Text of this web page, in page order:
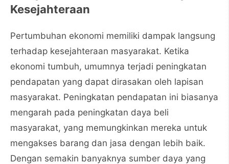
Kesejahteraan
Pertumbuhan ekonomi memiliki dampak langsung
terhadap kesejahteraan masyarakat. Ketika
ekonomi tumbuh, umumnya terjadi peningkatan
pendapatan yang dapat dirasakan oleh lapisan
masyarakat. Peningkatan pendapatan ini biasanya
mengarah pada peningkatan daya beli
masyarakat, yang memungkinkan mereka untuk
mengakses barang dan jasa dengan lebih baik.
Dengan semakin banyaknya sumber daya yang